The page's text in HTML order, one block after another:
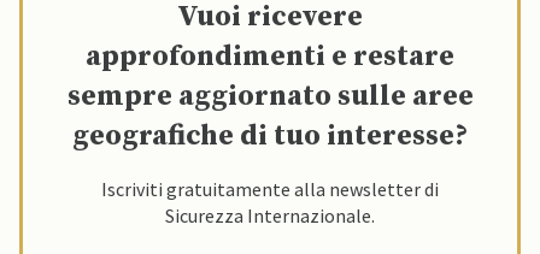
Vuoi ricevere
approfondimenti e restare
sempre aggiornato sulle aree
geografiche di tuo interesse?
Iscriviti gratuitamente alla newsletter di
Sicurezza Internazionale.